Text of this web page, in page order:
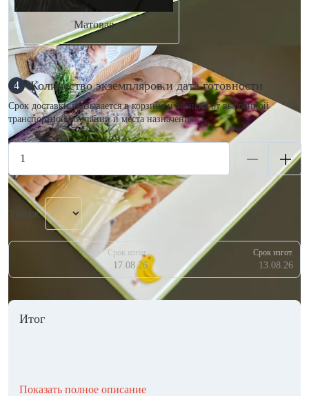
Матовая
4 Количество экземпляров и дата готовности
Срок доставки указывается в корзине и зависит от выбранной
транспортной компании и места назначения.
Тираж
Срок изгот.
17.08.26
Срок изгот.
13.08.26
Итог
Показать полное описание